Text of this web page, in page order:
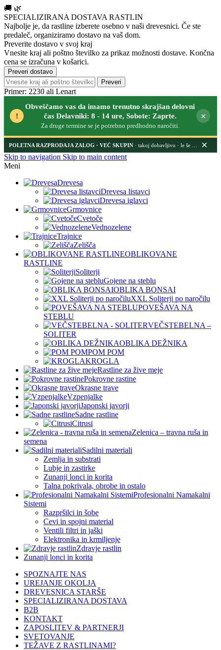
🚚 🌿
SPECIALIZIRANA DOSTAVA RASTLIN
Najbolje je, da rastline izberete osebno v naši drevesnici. Če ste
predaleč, organiziramo dostavo na vaš dom.
Preverite dostavo v svoj kraj
Vnesite kraj ali poštno številko za prikaz možnosti dostave. Končna
cena se izračuna v košarici.
Preveri dostavo
Preveri
Primer: 2230 ali Lenart
!
Obveščamo vas da imamo trenutno skrajšan delovni
čas Delavniki: 8 - 14 ure, Sobote: Zaprte.
Za druge termine se je potrebno predhodno naročiti.
×
POLETNA RAZPRODAJA ZALOG · takoj dobavljivo · le še nekaj dni ×
Skip to navigation Skip to main content
Meni
Drevesa
Drevesa listavci
Drevesa iglavci
Grmovnice
Cvetoče
Vednozelene
Trajnice
Zelišča
OBLIKOVANE
RASTLINE
Soliterji
Gojene na steblu
OBLIKA BONSAI
XXL Soliterji po naročilu
POVEŠAVA NA
STEBLU
VEČSTEBELNA –
SOLITER
OBLIKA DEŽNIKA
POM POM
KROGLA
Rastline za žive meje
Pokrovne rastine
Okrasne trave
Vzpenjalke
Japonski javorji
Sadne rastline
Citrusi
Zelenica – travna ruša in
semena
Sadilni materiali
Zemlja in substrati
Lubje in zastirke
Zunanji lonci in korita
Talna pokrivala, obrobe in ostalo
Profesionalni Namakalni
Sistemi
Razpršilci in šobe
Cevi in spojni material
Ventili filtri in jaški
Elektronika in krmiljenje
Zdravje rastlin
Zunanji lonci in korita
SPOZNAJTE NAS
UREJANJE OKOLJA
DREVESNICA STARŠE
SPECIALIZIRANA DOSTAVA
B2B
KONTAKT
ZAPOSLITEV & PARTNERJI
SVETOVANJE
TEŽAVE Z RASTLINAMI?